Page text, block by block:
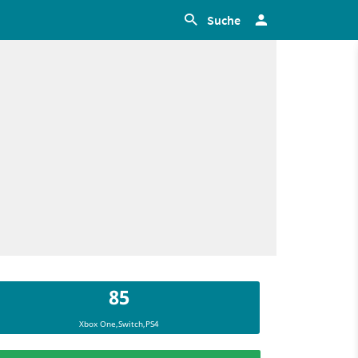
Suche
85
Xbox One,Switch,PS4